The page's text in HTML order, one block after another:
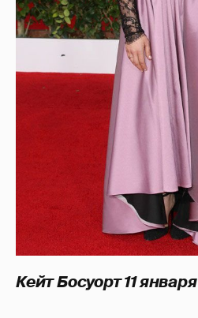
Кейт Босуорт 11 января